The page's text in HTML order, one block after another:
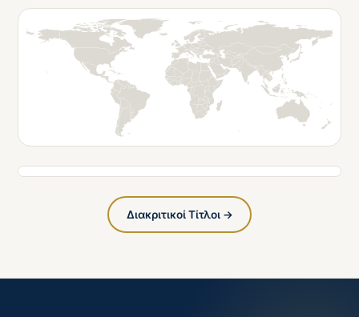
Διακριτικοί Τίτλοι →